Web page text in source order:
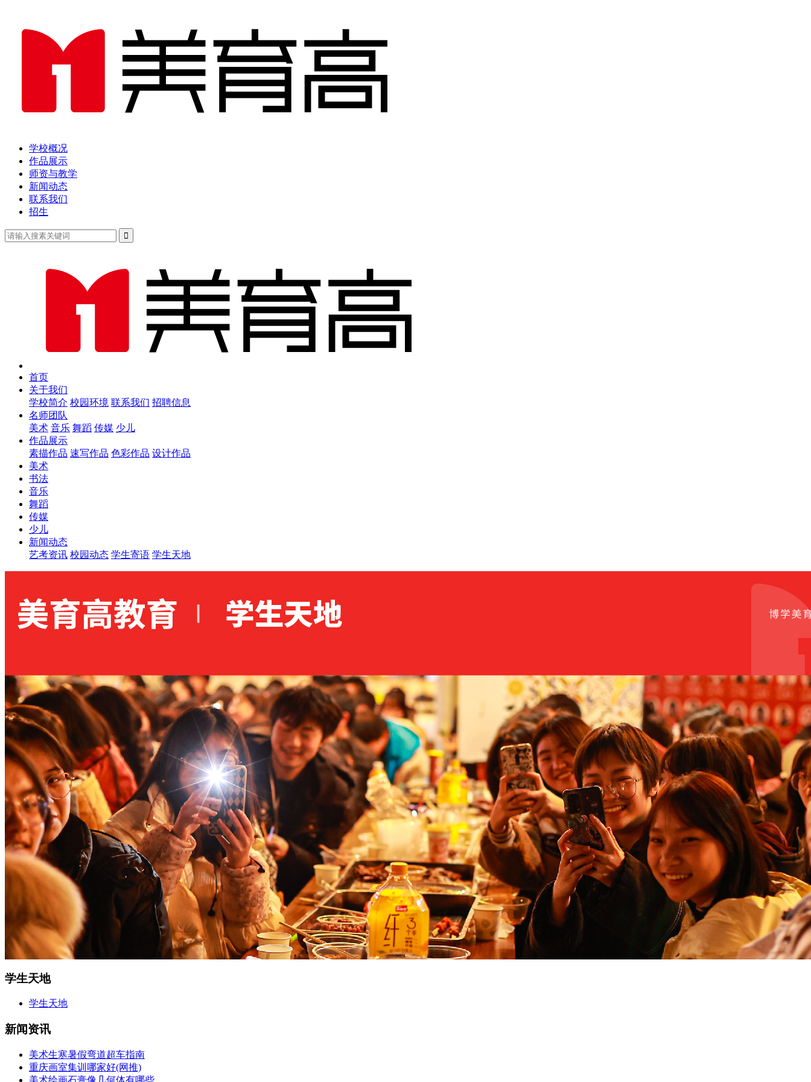
学校概况
作品展示
师资与教学
新闻动态
联系我们
招生
首页
关于我们
学校简介 校园环境 联系我们 招聘信息
名师团队
美术 音乐 舞蹈 传媒 少儿
作品展示
素描作品 速写作品 色彩作品 设计作品
美术
书法
音乐
舞蹈
传媒
少儿
新闻动态
艺考资讯 校园动态 学生寄语 学生天地
学生天地
学生天地
新闻资讯
美术生寒暑假弯道超车指南
重庆画室集训哪家好(网推)
美术绘画石膏像几何体有哪些...